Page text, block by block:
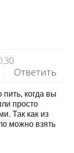
Ответить
когда вы
просто
Так как из
можно взять